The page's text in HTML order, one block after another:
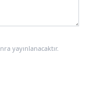
yayınlanacaktır.